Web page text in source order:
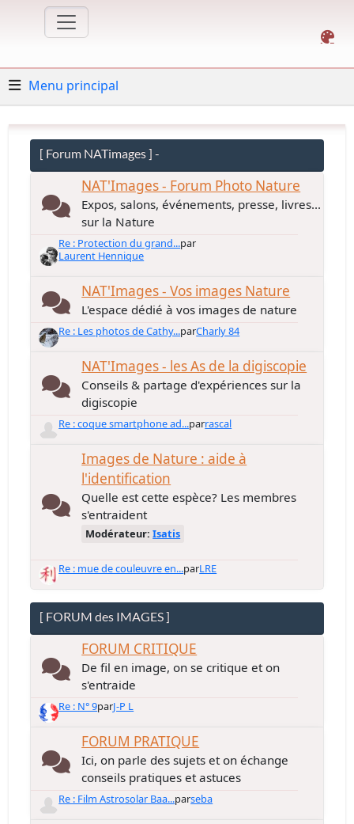
Menu principal
[ Forum NATimages ] -
NAT'Images - Forum Photo Nature
Expos, salons, événements, presse, livres...
sur la Nature
Re : Protection du grand...par
Laurent Hennique
NAT'Images - Vos images Nature
L'espace dédié à vos images de nature
Re : Les photos de Cathy...parCharly 84
NAT'Images - les As de la digiscopie
Conseils & partage d'expériences sur la
digiscopie
Re : coque smartphone ad...parrascal
Images de Nature : aide à
l'identification
Quelle est cette espèce? Les membres
s'entraident
Modérateur:Isatis
Re : mue de couleuvre en...parLRE
[ FORUM des IMAGES ]
FORUM CRITIQUE
De fil en image, on se critique et on
s'entraide
Re : N° 9parJ-P L
FORUM PRATIQUE
Ici, on parle des sujets et on échange
conseils pratiques et astuces
Re : Film Astrosolar Baa...parseba